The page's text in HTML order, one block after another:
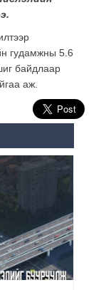
гудамжны 5.6
байдлаар
аж.